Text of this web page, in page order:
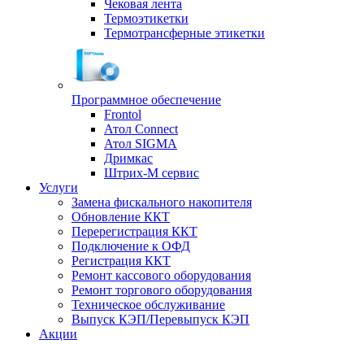
Чековая лента
Термоэтикетки
Термотрансферные этикетки
Программное обеспечение
Frontol
Атол Connect
Атол SIGMA
Дримкас
Штрих-М сервис
Услуги
Замена фискального накопителя
Обновление ККТ
Перерегистрация ККТ
Подключение к ОФД
Регистрация ККТ
Ремонт кассового оборудования
Ремонт торгового оборудования
Техническое обслуживание
Выпуск КЭП/Перевыпуск КЭП
Акции